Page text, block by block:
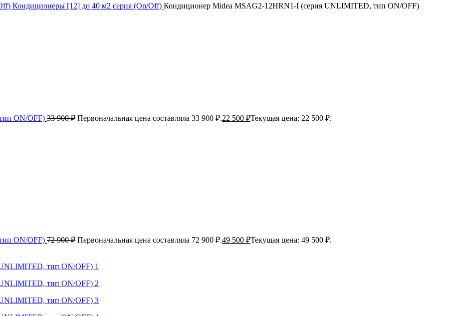
Кондиционеры [12] до 40 м2 серия (On/Off) Кондиционер Midea MSAG2-12HRN1-I (серия UNLIMITED, тип ON/OFF)
ON/OFF) 33 900₽ Первоначальная цена составляла 33 900 ₽.22 500 ₽Текущая цена: 22 500 ₽.
ON/OFF) 72 900₽ Первоначальная цена составляла 72 900 ₽.49 500 ₽Текущая цена: 49 500 ₽.